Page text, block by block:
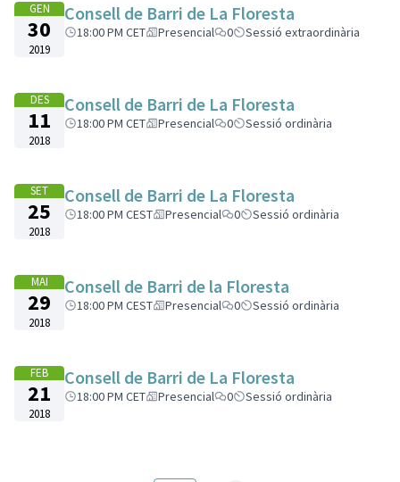
GEN
30
2019
Consell de Barri de La Floresta
18:00 PM CET Presencial 0 Sessió extraordinària
DES
11
2018
Consell de Barri de La Floresta
18:00 PM CET Presencial 0 Sessió ordinària
SET
25
2018
Consell de Barri de La Floresta
18:00 PM CEST Presencial 0 Sessió ordinària
MAI
29
2018
Consell de Barri de la Floresta
18:00 PM CEST Presencial 0 Sessió ordinària
FEB
21
2018
Consell de Barri de La Floresta
18:00 PM CET Presencial 0 Sessió ordinària